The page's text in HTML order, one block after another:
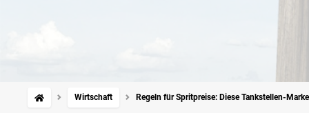
Wirtschaft Regeln für Spritpreise: Diese Tankstellen-